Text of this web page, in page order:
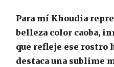
Para mí Khoudia
belleza color caoba,
que refleje ese rostro
destaca una sublime